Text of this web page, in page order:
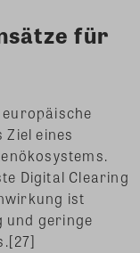
für
eines
Digital Clearing
ist
und geringe